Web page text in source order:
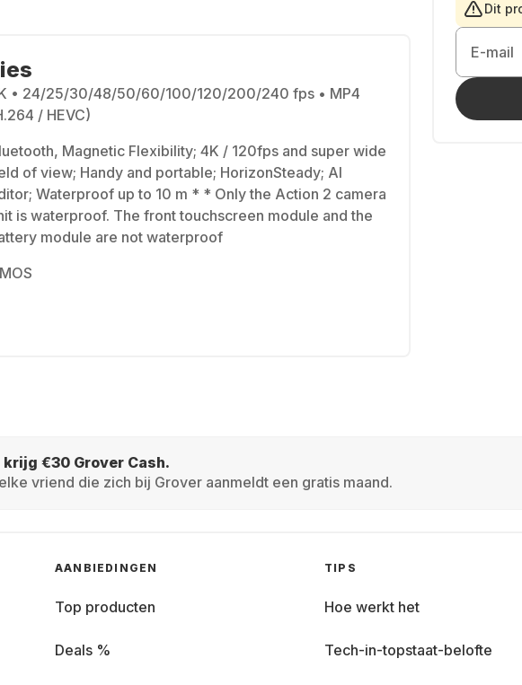
Dit
E-mail
• 24/25/30/48/50/60/100/120/200/240 fps • MP4
/ HEVC)
Magnetic Flexibility; 4K / 120fps and super wide
of view; Handy and portable; HorizonSteady; AI
Waterproof up to 10 m * * Only the Action 2 camera
is waterproof. The front touchscreen module and the
module are not waterproof
€30 Grover Cash.
vriend die zich bij Grover aanmeldt een gratis maand.
AANBIEDINGEN
Top producten
Deals %
TIPS
Hoe werkt het
Tech-in-topstaat-belofte